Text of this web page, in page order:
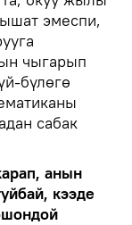
эмеспи,
чыгарып
бүлөгө
сабак
анын
кээде